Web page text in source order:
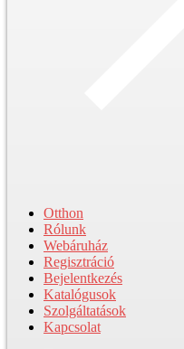
Otthon
Rólunk
Webáruház
Regisztráció
Bejelentkezés
Katalógusok
Szolgáltatások
Kapcsolat